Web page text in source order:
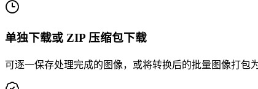
单独下载或 ZIP 压缩包下载
可逐一保存处理完成的图像，或将转换后的批量图像打包